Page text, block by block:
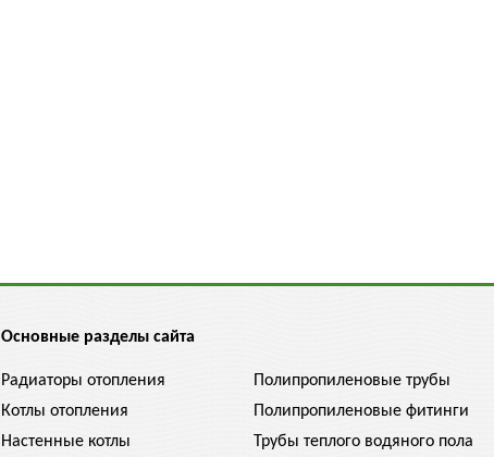
Основные разделы сайта
Радиаторы отопления
Котлы отопления
Настенные котлы
Полипропиленовые трубы
Полипропиленовые фитинги
Трубы теплого водяного пола